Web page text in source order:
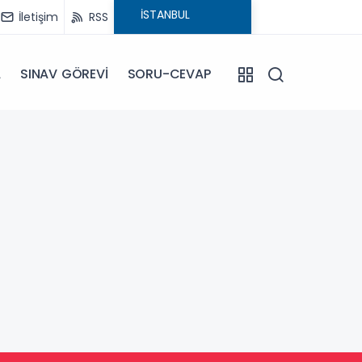
İletişim RSS
SINAV GÖREVİ SORU-CEVAP